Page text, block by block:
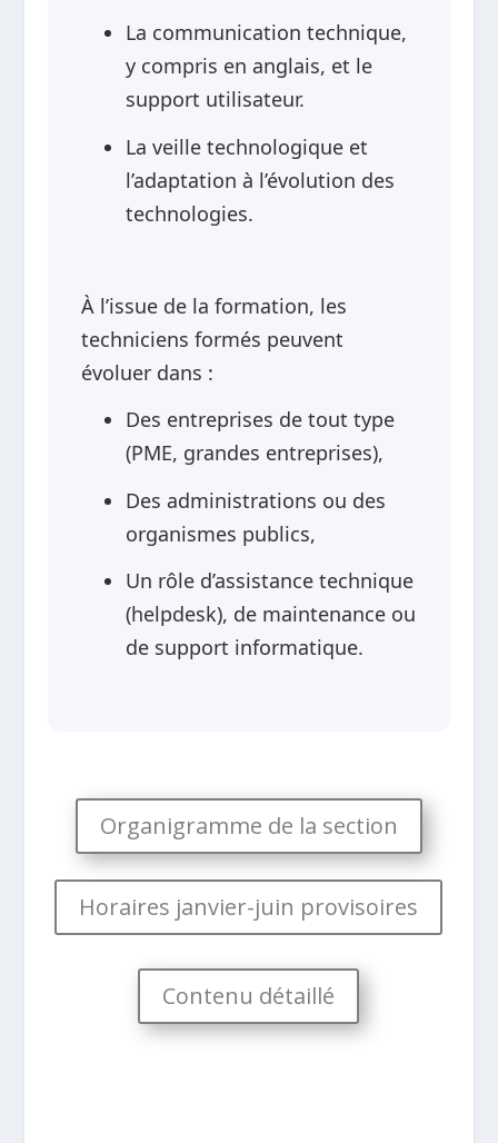
La communication technique,
y compris en anglais, et le
support utilisateur.
La veille technologique et
l’adaptation à l’évolution des
technologies.
À l’issue de la formation, les
techniciens formés peuvent
évoluer dans :
Des entreprises de tout type
(PME, grandes entreprises),
Des administrations ou des
organismes publics,
Un rôle d’assistance technique
(helpdesk), de maintenance ou
de support informatique.
Organigramme de la section
Horaires janvier-juin provisoires
Contenu détaillé